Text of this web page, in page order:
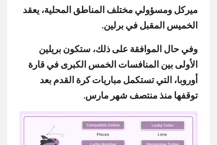
ميركل ومسؤولي مختلف المناطق المحلية، يعقد
الخميس المقبل في برلين.
وفي حال الموافقة على ذلك، ستكون بريلين
الأولى بين المنافسات الخمس الكبرى في قارة
أوروبا، التي تستكمل مباريات كرة القدم بعد
توقفها منذ منتصف شهر مارس.